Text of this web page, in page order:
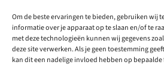
Om de beste ervaringen te bieden, gebruiken wij
informatie over je apparaat op te slaan en/of te
met deze technologieën kunnen wij gegevens
deze site verwerken. Als je geen toestemming
kan dit een nadelige invloed hebben op